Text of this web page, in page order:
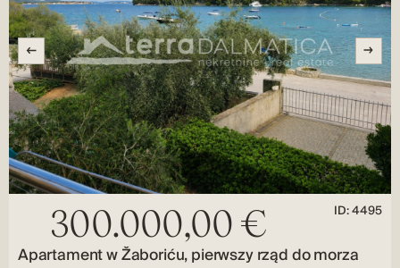
300.000,00 € ID: 4495
Apartament w Žaboriću, pierwszy rząd do morza